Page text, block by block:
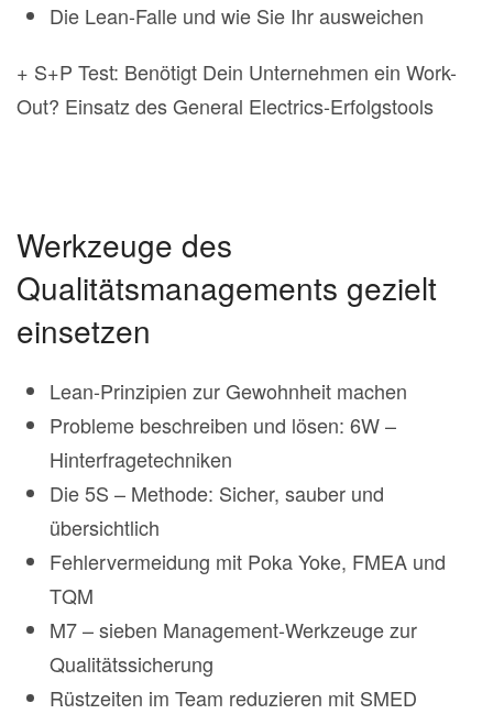
Die Lean-Falle und wie Sie Ihr ausweichen
+ S+P Test: Benötigt Dein Unternehmen ein Work-
Out? Einsatz des General Electrics-Erfolgstools
Werkzeuge des
Qualitätsmanagements gezielt
einsetzen
Lean-Prinzipien zur Gewohnheit machen
Probleme beschreiben und lösen: 6W –
Hinterfragetechniken
Die 5S – Methode: Sicher, sauber und
übersichtlich
Fehlervermeidung mit Poka Yoke, FMEA und
TQM
M7 – sieben Management-Werkzeuge zur
Qualitätssicherung
Rüstzeiten im Team reduzieren mit SMED